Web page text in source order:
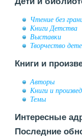
Чтение без
Книги Детства
Выставки
Творчество
Книги и
Авторы
Книги и
Темы
Интересные
Последние